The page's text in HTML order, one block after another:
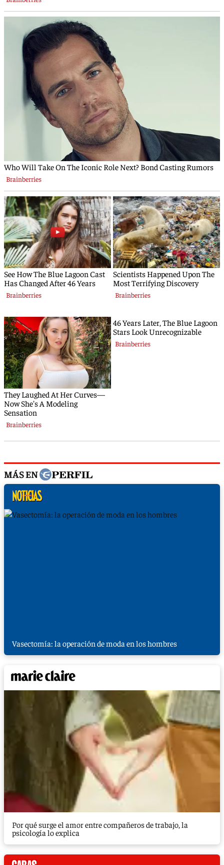
MÁS EN
Vasectomía: la operación de moda en los hombres
Por qué surge el amor entre compañeros de trabajo, la
psicología lo explica